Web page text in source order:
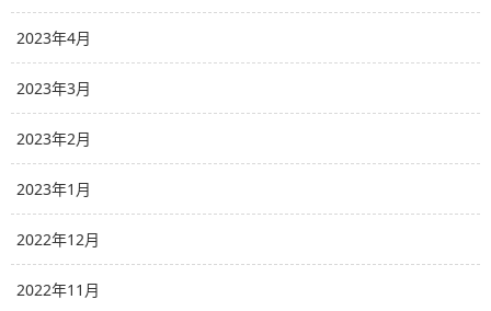
2023年4月
2023年3月
2023年2月
2023年1月
2022年12月
2022年11月